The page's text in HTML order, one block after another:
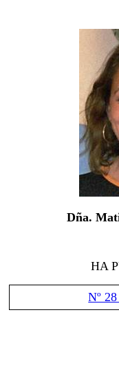
Dña.
HA
Nº